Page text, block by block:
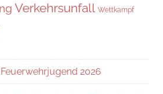
Verkehrsunfall Wettkampf
2026